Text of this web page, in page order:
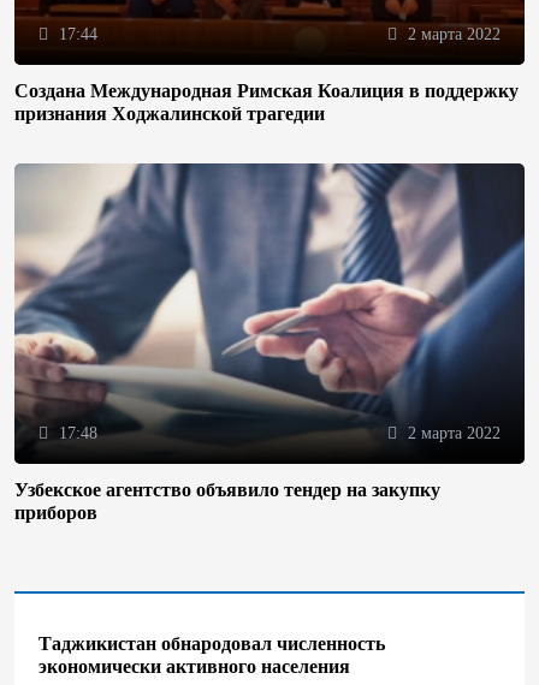
17:44 2 марта 2022
Создана Международная Римская Коалиция в поддержку
признания Ходжалинской трагедии
17:48 2 марта 2022
Узбекское агентство объявило тендер на закупку
приборов
Таджикистан обнародовал численность
экономически активного населения